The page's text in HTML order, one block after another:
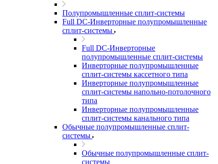
Полупромышленные сплит-системы
Full DC-Инверторные полупромышленные
сплит-системы
Full DC-Инверторные
полупромышленные сплит-системы
Инверторные полупромышленные
сплит-системы кассетного типа
Инверторные полупромышленные
сплит-системы напольно-потолочного
типа
Инверторные полупромышленные
сплит-системы канального типа
Обычные полупромышленные сплит-
системы
Обычные полупромышленные сплит-
системы